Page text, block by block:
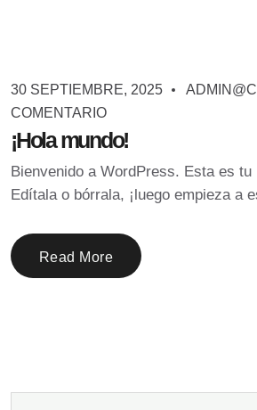
30 SEPTIEMBRE, 2025
COMENTARIO
¡Hola mundo!
Bienvenido a WordPress. Esta es tu
Edítala o bórrala, ¡luego empieza a
Read More